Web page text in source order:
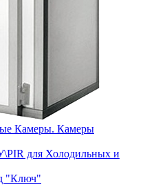
Камеры. Камеры
для Холодильных и
"Ключ"